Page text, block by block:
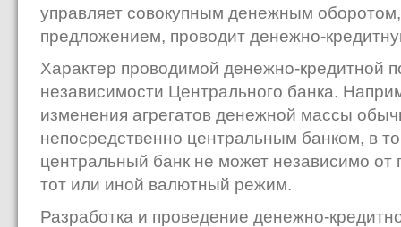
управляет совокупным денежным
предложением, проводит денежно-
Характер проводимой денежно-кредитной
независимости Центрального банка.
изменения агрегатов денежной массы
непосредственно центральным банком, в
центральный банк не может независимо от
тот или иной валютный режим.
Разработка и проведение денежно-